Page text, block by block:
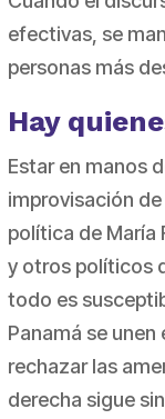
efectivas, se
personas más
Hay
Estar en manos
improvisación
política de María
y otros políticos
todo es
Panamá se
rechazar las
derecha sigue